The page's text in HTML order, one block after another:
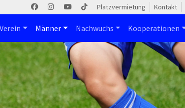
Platzvermietung Kontakt
Verein Männer Nachwuchs Kooperationen